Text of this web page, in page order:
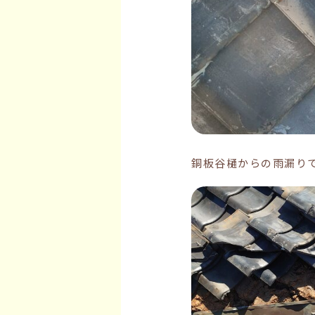
銅板谷樋からの雨漏り